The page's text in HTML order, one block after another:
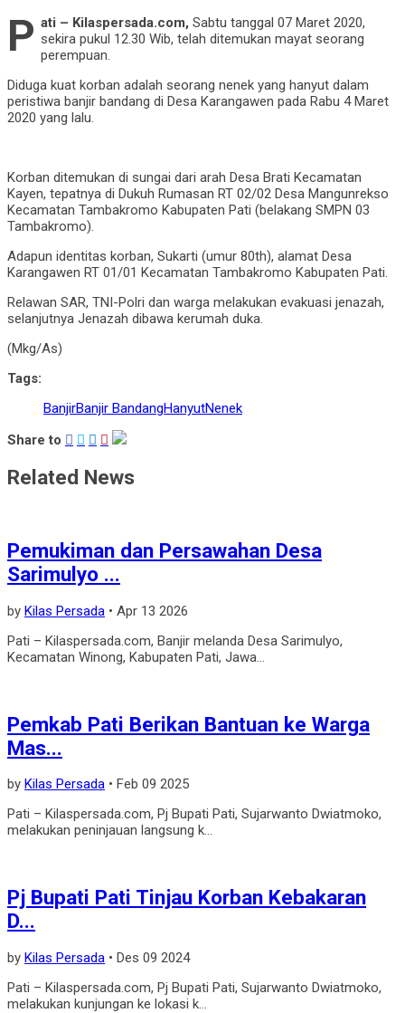
P ati – Kilaspersada.com, Sabtu tanggal 07 Maret 2020,
sekira pukul 12.30 Wib, telah ditemukan mayat seorang
perempuan.
Diduga kuat korban adalah seorang nenek yang hanyut dalam
peristiwa banjir bandang di Desa Karangawen pada Rabu 4 Maret
2020 yang lalu.
Korban ditemukan di sungai dari arah Desa Brati Kecamatan
Kayen, tepatnya di Dukuh Rumasan RT 02/02 Desa Mangunrekso
Kecamatan Tambakromo Kabupaten Pati (belakang SMPN 03
Tambakromo).
Adapun identitas korban, Sukarti (umur 80th), alamat Desa
Karangawen RT 01/01 Kecamatan Tambakromo Kabupaten Pati.
Relawan SAR, TNI-Polri dan warga melakukan evakuasi jenazah,
selanjutnya Jenazah dibawa kerumah duka.
(Mkg/As)
Tags:
BanjirBanjir BandangHanyutNenek
Share to
Related News
Pemukiman dan Persawahan Desa
Sarimulyo ...
by Kilas Persada • Apr 13 2026
Pati – Kilaspersada.com, Banjir melanda Desa Sarimulyo,
Kecamatan Winong, Kabupaten Pati, Jawa...
Pemkab Pati Berikan Bantuan ke Warga
Mas...
by Kilas Persada • Feb 09 2025
Pati – Kilaspersada.com, Pj Bupati Pati, Sujarwanto Dwiatmoko,
melakukan peninjauan langsung k...
Pj Bupati Pati Tinjau Korban Kebakaran
D...
by Kilas Persada • Des 09 2024
Pati – Kilaspersada.com, Pj Bupati Pati, Sujarwanto Dwiatmoko,
melakukan kunjungan ke lokasi k...